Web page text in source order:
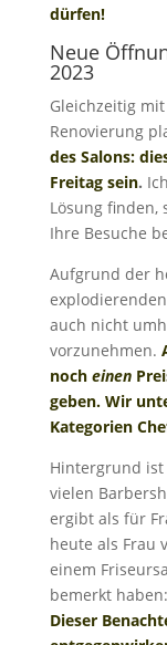
dürfen!
Neue
2023
Gleichzeitig
Renovierung
des Salons:
Freitag sein.
Lösung finden,
Ihre Besuche
Aufgrund der
auch nicht
vorzunehmen.
noch einen
geben. Wir
Kategorien
Hintergrund
vielen
ergibt als für
heute als Frau
einem
bemerkt
Dieser